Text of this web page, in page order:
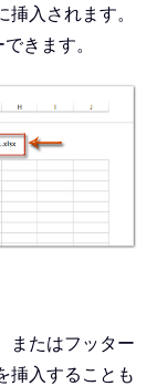
入されます。
きます。
またはフッター
挿入することも